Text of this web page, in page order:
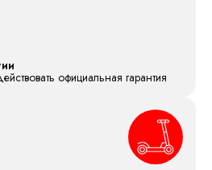
официальная гарантия